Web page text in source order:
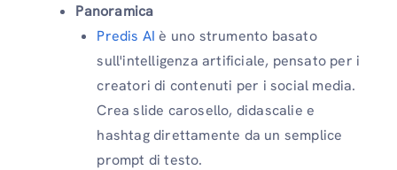
Panoramica
Predis AI è uno strumento basato
sull'intelligenza artificiale, pensato per i
creatori di contenuti per i social media.
Crea slide carosello, didascalie e
hashtag direttamente da un semplice
prompt di testo.